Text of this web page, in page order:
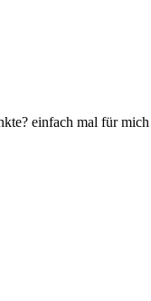
einfach mal für